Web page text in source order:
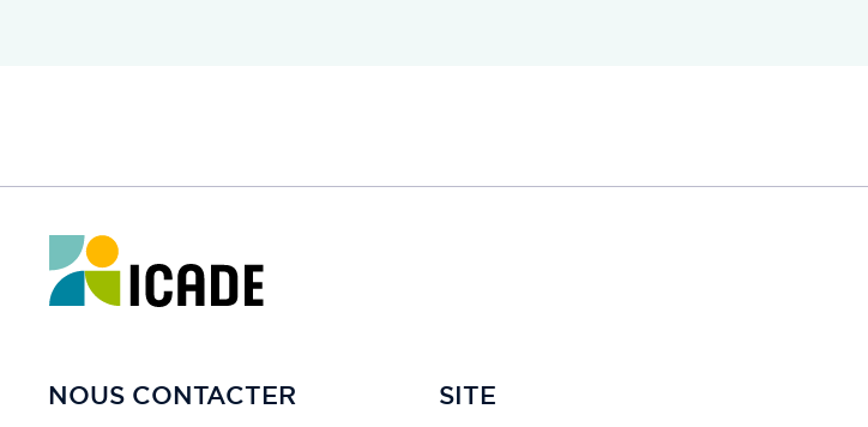
NOUS CONTACTER SITE